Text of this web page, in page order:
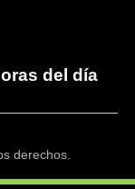
del día
derechos.